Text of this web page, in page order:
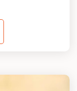
product
meerdere